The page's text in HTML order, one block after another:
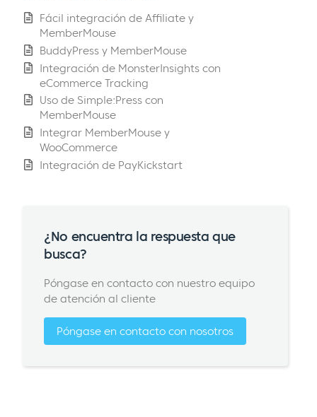
Fácil integración de Affiliate y
MemberMouse
BuddyPress y MemberMouse
Integración de MonsterInsights con
eCommerce Tracking
Uso de Simple:Press con
MemberMouse
Integrar MemberMouse y
WooCommerce
Integración de PayKickstart
¿No encuentra la respuesta que
busca?
Póngase en contacto con nuestro equipo
de atención al cliente
Póngase en contacto con nosotros